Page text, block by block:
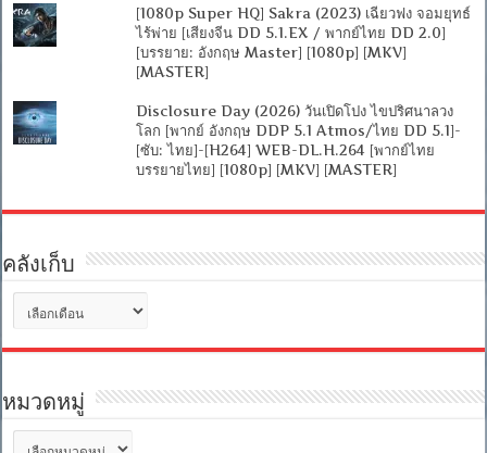
[1080p Super HQ] Sakra (2023) เฉียวฟง จอมยุทธ์
ไร้พ่าย [เสียงจีน DD 5.1.EX / พากย์ไทย DD 2.0]
[บรรยาย: อังกฤษ Master] [1080p] [MKV]
[MASTER]
Disclosure Day (2026) วันเปิดโปง ไขปริศนาลวง
โลก [พากย์ อังกฤษ DDP 5.1 Atmos/ไทย DD 5.1]-
[ซับ: ไทย]-[H264] WEB-DL.H.264 [พากย์ไทย
บรรยายไทย] [1080p] [MKV] [MASTER]
คลังเก็บ
คลัง
เก็บ
หมวดหมู่
หมวด